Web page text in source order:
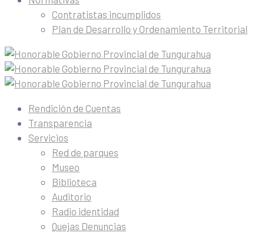
Contratistas incumplidos
Plan de Desarrollo y Ordenamiento Territorial
Rendición de Cuentas
Transparencia
Servicios
Red de parques
Museo
Biblioteca
Auditorio
Radio identidad
Quejas Denuncias